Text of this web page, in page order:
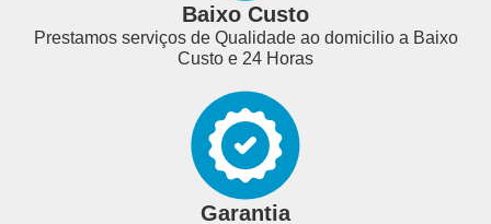
Baixo Custo
Prestamos serviços de Qualidade ao domicilio a Baixo
Custo e 24 Horas
Garantia